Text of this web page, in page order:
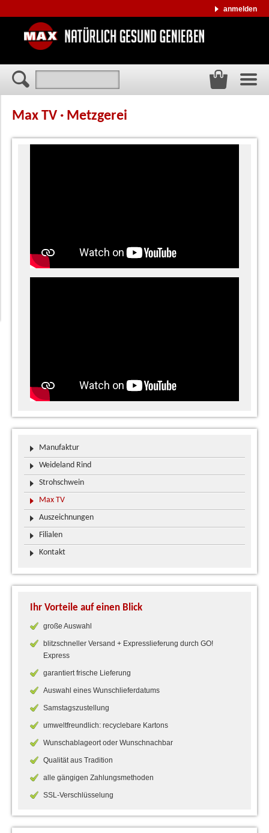
anmelden
Max TV · Metzgerei
Manufaktur
Weideland Rind
Strohschwein
Max TV
Auszeichnungen
Filialen
Kontakt
Ihr Vorteile auf einen Blick
große Auswahl
blitzschneller Versand + Expresslieferung durch GO!
Express
garantiert frische Lieferung
Auswahl eines Wunschlieferdatums
Samstagszustellung
umweltfreundlich: recyclebare Kartons
Wunschablageort oder Wunschnachbar
Qualität aus Tradition
alle gängigen Zahlungsmethoden
SSL-Verschlüsselung